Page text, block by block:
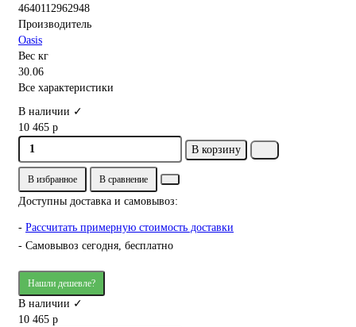
4640112962948
Производитель
Oasis
Вес кг
30.06
Все характеристики
В наличии ✓
10 465 р
В корзину
В избранное В сравнение
Доступны доставка и самовывоз:
- Рассчитать примерную стоимость доставки
- Самовывоз сегодня, бесплатно
Нашли дешевле?
В наличии ✓
10 465 р